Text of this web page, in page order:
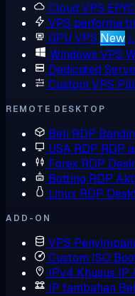
Cloud VPS
VPS performa
GPU VPS New
Windows VPS
Dedicated
Custom VPS
REMOTE DESKTOP
Beli RDP
USA RDP RDP
Forex RDP
Botting RDP
Linux RDP
ADD-ON
VPS
Custom ISO
IPv4 Khusus IP
IP tambahan